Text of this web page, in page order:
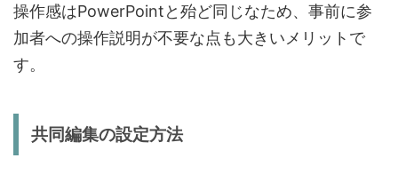
操作感はPowerPointと殆ど同じなため、事前に参
加者への操作説明が不要な点も大きいメリットで
す。
共同編集の設定方法